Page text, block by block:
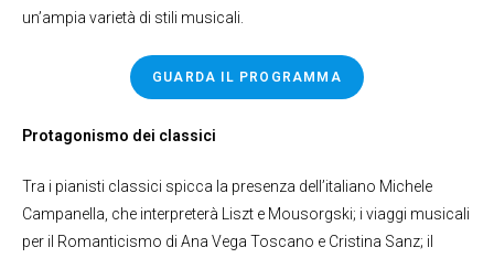
un’ampia varietà di stili musicali.
GUARDA IL PROGRAMMA
Protagonismo dei classici
Tra i pianisti classici spicca la presenza dell’italiano Michele
Campanella, che interpreterà Liszt e Mousorgski; i viaggi musicali
per il Romanticismo di Ana Vega Toscano e Cristina Sanz; il